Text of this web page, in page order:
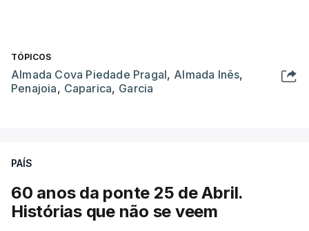
TÓPICOS
Almada Cova Piedade Pragal, Almada Inês,
Penajoia, Caparica, Garcia
PAÍS
60 anos da ponte 25 de Abril.
Histórias que não se veem